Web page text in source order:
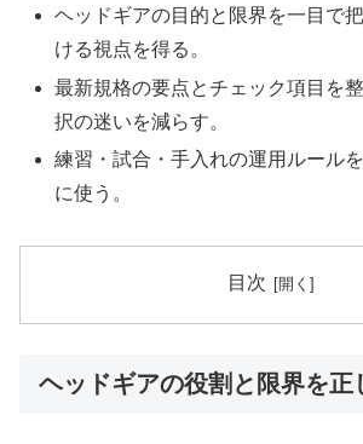
ヘッドギアの目的と限界を一目で
ける視点を得る。
最新規格の要点とチェック項目を
択の迷いを減らす。
練習・試合・手入れの運用ルール
に使う。
目次
ヘッドギアの役割と限界を正